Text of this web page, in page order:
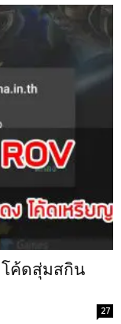
โค้ดสุ่มสกิน
27